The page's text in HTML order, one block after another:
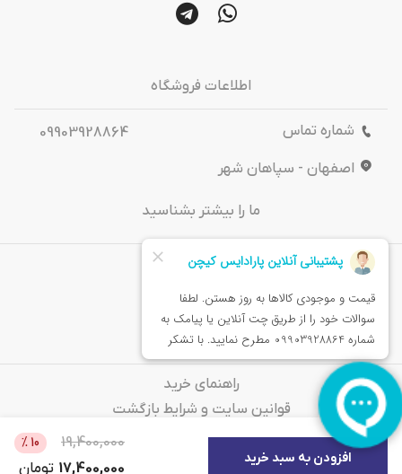
افزودن به سبد خرید
19,400,000
10
%
17,400,000 تومان
اطلاعات فروشگاه
شماره تماس
09903928864
اصفهان - سپاهان شهر
ما را بیشتر بشناسید
درباره‌ ما
تماس باما
خدمات مشتریان
راهنمای خرید
قوانین سایت و شرایط بازگشت
سوالات متداول